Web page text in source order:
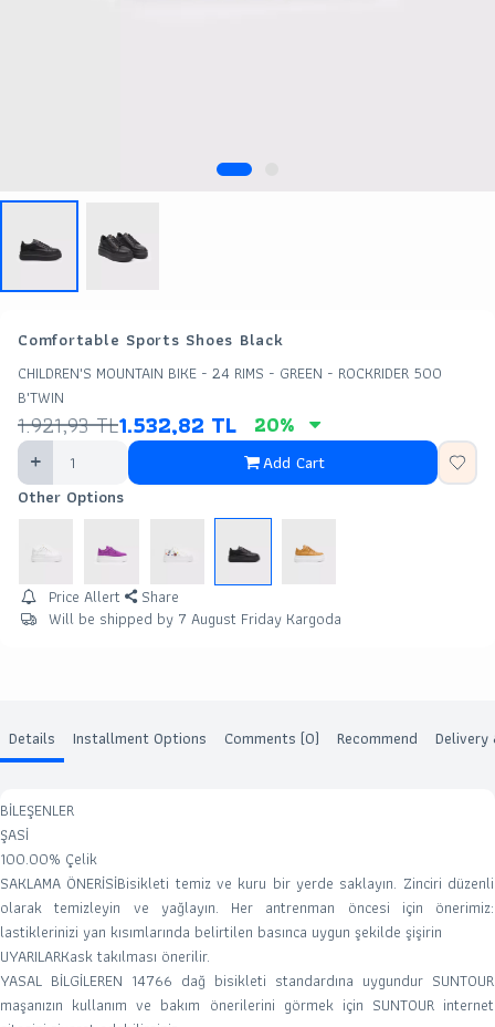
Comfortable Sports Shoes Black
CHILDREN'S MOUNTAIN BIKE - 24 RIMS - GREEN - ROCKRIDER 500
B'TWIN
1.921,93TL1.532,82 TL 20%
Add Cart
Other Options
Price Allert
Share
Will be shipped by 7 August Friday Kargoda
Details Installment Options Comments (0) Recommend Delivery
BİLEŞENLER
ŞASİ
100.00% Çelik
SAKLAMA ÖNERİSİBisikleti temiz ve kuru bir yerde saklayın. Zinciri düzenli
olarak temizleyin ve yağlayın. Her antrenman öncesi için önerimiz:
lastiklerinizi yan kısımlarında belirtilen basınca uygun şekilde şişirin
UYARILARKask takılması önerilir.
YASAL BİLGİLEREN 14766 dağ bisikleti standardına uygundur SUNTOUR
maşanızın kullanım ve bakım önerilerini görmek için SUNTOUR internet